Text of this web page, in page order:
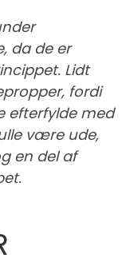
da de er
Lidt
fordi
efterfylde med
være ude,
en del af